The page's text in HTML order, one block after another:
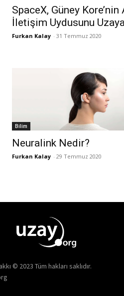
SpaceX, Güney Kore’nin
İletişim Uydusunu
Furkan Kalay - 31 Temmuz 2020
Bilim
Neuralink Nedir?
Furkan Kalay - 29 Temmuz 2020
© 2023 Tüm hakları saklıdır.